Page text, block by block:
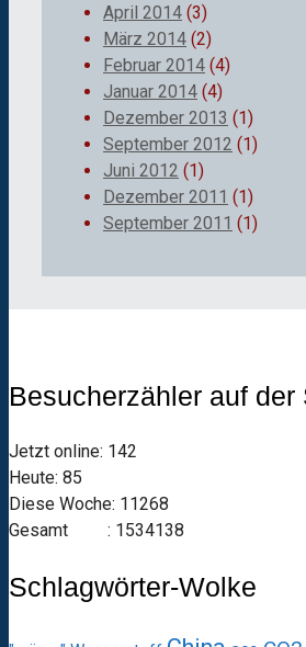
April 2014 (3)
März 2014 (2)
Februar 2014 (4)
Januar 2014 (4)
Dezember 2013 (1)
September 2012 (1)
Juni 2012 (1)
Dezember 2011 (1)
September 2011 (1)
Besucherzähler auf der
Jetzt online: 142
Heute: 85
Diese Woche: 11268
Gesamt : 1534138
Schlagwörter-Wolke